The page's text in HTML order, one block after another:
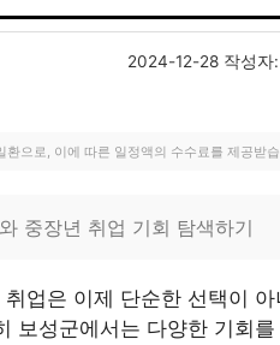
2024-12-28 작성자:
환으로, 이에 따른 일정액의 수수료를 제공받
중장년 취업 기회 탐색하기
업은 이제 단순한 선택이
보성군에서는 다양한 기회